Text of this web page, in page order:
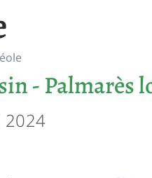
- Palmarès
2024